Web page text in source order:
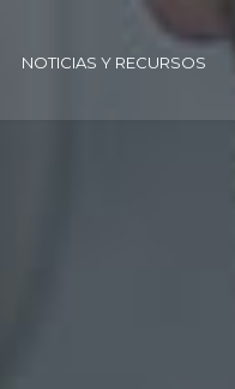
NOTICIAS Y RECURSOS